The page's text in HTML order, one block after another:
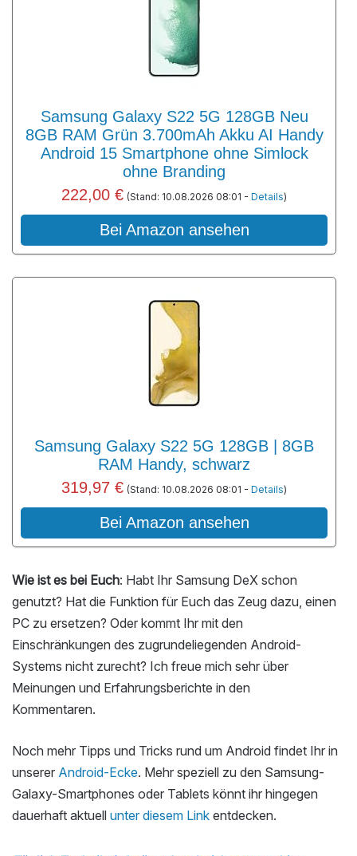
Samsung Galaxy S22 5G 128GB Neu
8GB RAM Grün 3.700mAh Akku AI Handy
Android 15 Smartphone ohne Simlock
ohne Branding
222,00 € (Stand: 10.08.2026 08:01 -Details)
Bei Amazon ansehen
Samsung Galaxy S22 5G 128GB | 8GB
RAM Handy, schwarz
319,97 € (Stand: 10.08.2026 08:01 -Details)
Bei Amazon ansehen
Wie ist es bei Euch: Habt Ihr Samsung DeX schon
genutzt? Hat die Funktion für Euch das Zeug dazu, einen
PC zu ersetzen? Oder kommt Ihr mit den
Einschränkungen des zugrundeliegenden Android-
Systems nicht zurecht? Ich freue mich sehr über
Meinungen und Erfahrungsberichte in den
Kommentaren.
Noch mehr Tipps und Tricks rund um Android findet Ihr in
unserer Android-Ecke. Mehr speziell zu den Samsung-
Galaxy-Smartphones oder Tablets könnt ihr hingegen
dauerhaft aktuell unter diesem Link entdecken.